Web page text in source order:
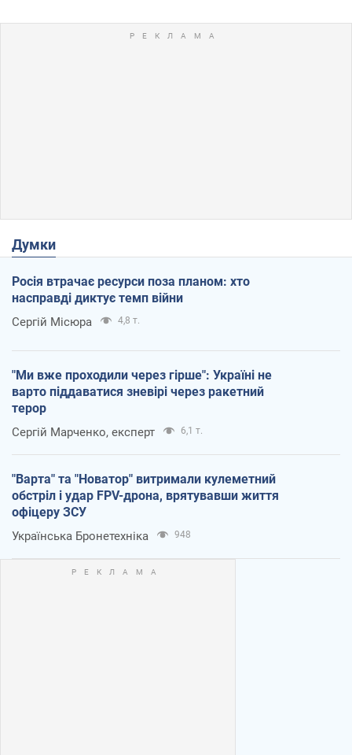
Думки
Росія втрачає ресурси поза планом: хто
насправді диктує темп війни
Сергій Місюра 4,8 т.
"Ми вже проходили через гірше": Україні не
варто піддаватися зневірі через ракетний
терор
Сергій Марченко, експерт 6,1 т.
"Варта" та "Новатор" витримали кулеметний
обстріл і удар FPV-дрона, врятувавши життя
офіцеру ЗСУ
Українська Бронетехніка 948